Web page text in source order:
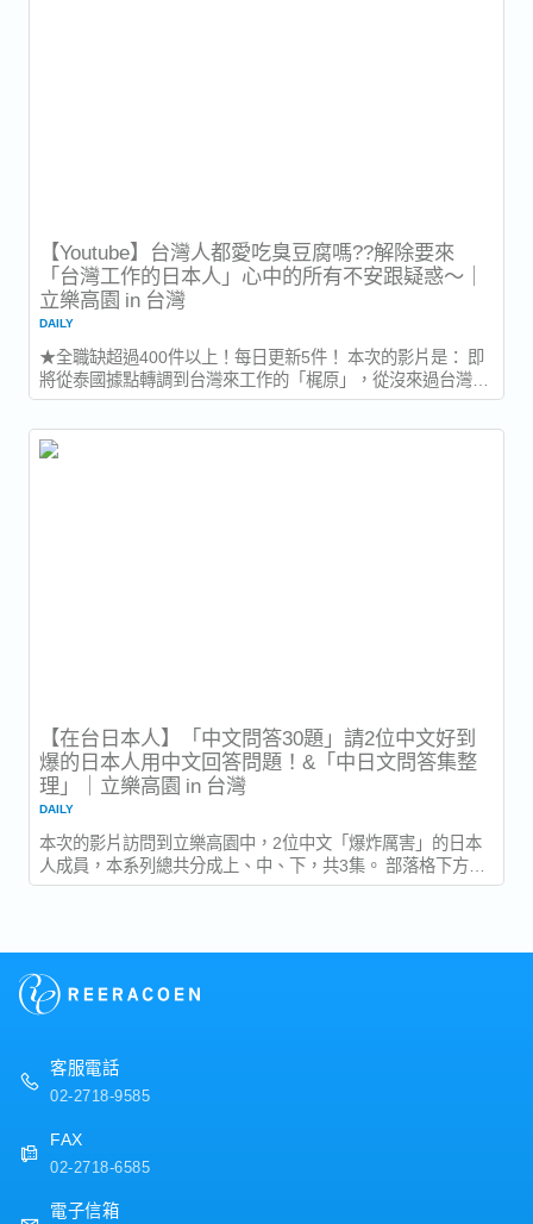
【Youtube】台灣人都愛吃臭豆腐嗎??解除要來
「台灣工作的日本人」心中的所有不安跟疑惑～｜
立樂高園 in 台灣
DAILY
★全職缺超過400件以上！每日更新5件！ 本次的影片是： 即
將從泰國據點轉調到台灣來工作的「梶原」，從沒來過台灣的
他，難免會對台灣有些疑惑或不安的地方，讓立樂高園台灣的
成員們來為他解答吧！ ★最新情報將會在各大社群媒體粉專發
布！歡迎訂閱～！ ▼問題集...
【在台日本人】「中文問答30題」請2位中文好到
爆的日本人用中文回答問題！&「中日文問答集整
理」｜立樂高園 in 台灣
DAILY
本次的影片訪問到立樂高園中，2位中文「爆炸厲害」的日本
人成員，本系列總共分成上、中、下，共3集。 部落格下方也
有幫大家整理中日文的問題集，在跟日本朋友聊天煩惱找不到
客服電話
02-2718-9585
FAX
02-2718-6585
電子信箱